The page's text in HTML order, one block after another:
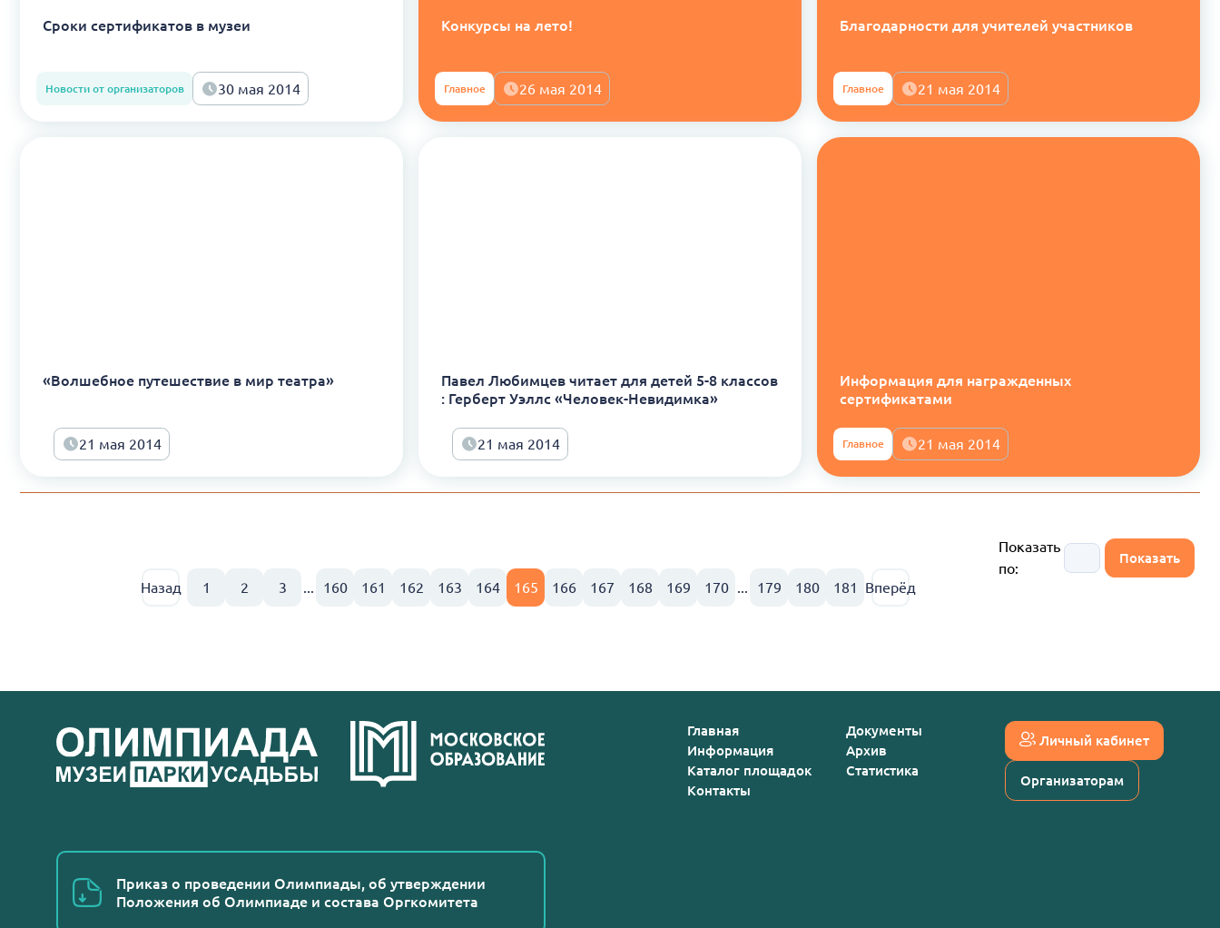
Сроки сертификатов в музеи
Новости от организаторов 30 мая 2014
Конкурсы на лето!
Главное 26 мая 2014
Благодарности для учителей участников
Главное 21 мая 2014
«Волшебное путешествие в мир театра»
21 мая 2014
Павел Любимцев читает для детей 5-8 классов
: Герберт Уэллс «Человек-Невидимка»
21 мая 2014
Информация для награжденных
сертификатами
Главное 21 мая 2014
Назад 1 2 3 ... 160 161 162 163 164 165 166 167 168 169 170 ... 179 180 181 Вперёд
Показать
по:
Приказ о проведении Олимпиады, об утверждении
Положения об Олимпиаде и состава Оргкомитета
Главная
Информация
Каталог площадок
Контакты
Документы
Архив
Статистика
Личный кабинет
Организаторам